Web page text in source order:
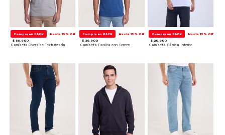
Compra en PACK Hasta 15% Off
$ 59.900
Camiseta Oversize Texturizada
Compra en PACK Hasta 15% Off
$ 39.900
Camiseta Basica con Screen
Compra en PACK Hasta 15% Off
$ 20.900
Camiseta Básica Interior